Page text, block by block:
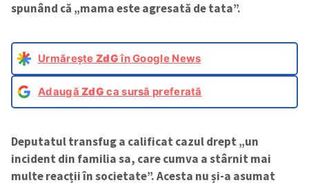
spunând că „mama este agresată de tata”.
Urmărește ZdGîn Google News
AdaugăZdG ca sursă preferată
Deputatul transfug a calificat cazul drept „un
incident din familia sa, care cumva a stârnit mai
multe reacții în societate”. Acesta nu și-a asumat